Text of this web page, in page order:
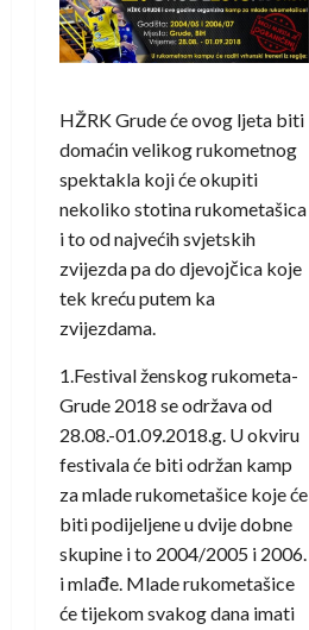
HŽRK Grude će ovog ljeta biti
domaćin velikog rukometnog
spektakla koji će okupiti
nekoliko stotina rukometašica
i to od najvećih svjetskih
zvijezda pa do djevojčica koje
tek kreću putem ka
zvijezdama.
1.Festival ženskog rukometa-
Grude 2018 se održava od
28.08.-01.09.2018.g. U okviru
festivala će biti održan kamp
za mlade rukometašice koje će
biti podijeljene u dvije dobne
skupine i to 2004/2005 i 2006.
i mlađe. Mlade rukometašice
će tijekom svakog dana imati